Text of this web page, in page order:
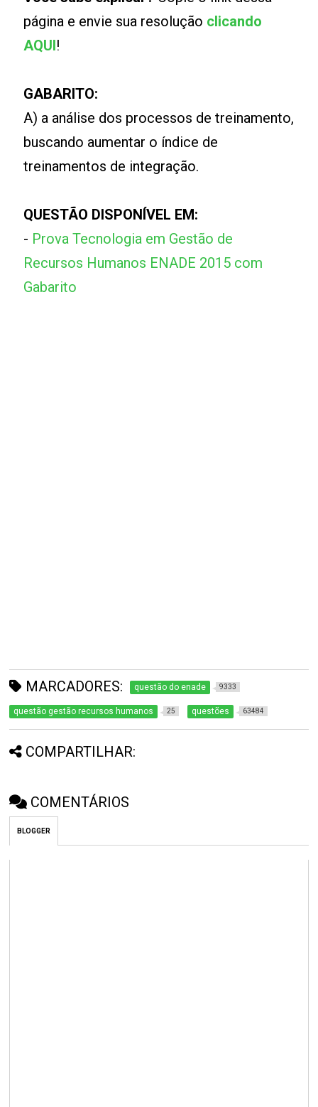
página e envie sua resolução clicando
AQUI!
GABARITO:
A) a análise dos processos de treinamento,
buscando aumentar o índice de
treinamentos de integração.
QUESTÃO DISPONÍVEL EM:
- Prova Tecnologia em Gestão de
Recursos Humanos ENADE 2015 com
Gabarito
MARCADORES: questão do enade 9333
questão gestão recursos humanos 25 questões 63484
COMPARTILHAR:
COMENTÁRIOS
BLOGGER